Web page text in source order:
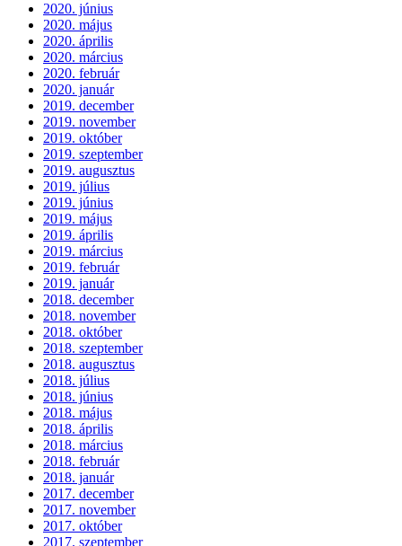
2020. június
2020. május
2020. április
2020. március
2020. február
2020. január
2019. december
2019. november
2019. október
2019. szeptember
2019. augusztus
2019. július
2019. június
2019. május
2019. április
2019. március
2019. február
2019. január
2018. december
2018. november
2018. október
2018. szeptember
2018. augusztus
2018. július
2018. június
2018. május
2018. április
2018. március
2018. február
2018. január
2017. december
2017. november
2017. október
2017. szeptember